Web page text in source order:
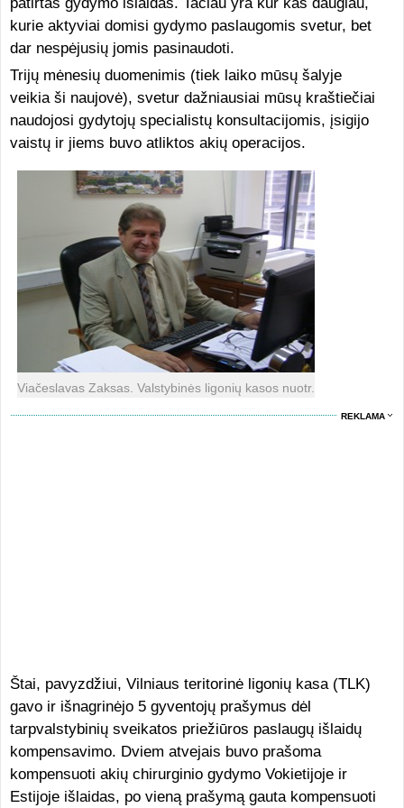
kurie aktyviai domisi gydymo paslaugomis svetur, bet
dar nespėjusių jomis pasinaudoti.
Trijų mėnesių duomenimis (tiek laiko mūsų šalyje
veikia ši naujovė), svetur dažniausiai mūsų kraštiečiai
naudojosi gydytojų specialistų konsultacijomis, įsigijo
vaistų ir jiems buvo atliktos akių operacijos.
Viačeslavas Zaksas. Valstybinės ligonių kasos nuotr.
REKLAMA
Štai, pavyzdžiui, Vilniaus teritorinė ligonių kasa (TLK)
gavo ir išnagrinėjo 5 gyventojų prašymus dėl
tarpvalstybinių sveikatos priežiūros paslaugų išlaidų
kompensavimo. Dviem atvejais buvo prašoma
kompensuoti akių chirurginio gydymo Vokietijoje ir
Estijoje išlaidas, po vieną prašymą gauta kompensuoti